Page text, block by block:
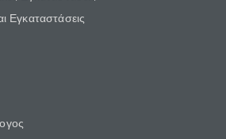
Εγκαταστάσεις